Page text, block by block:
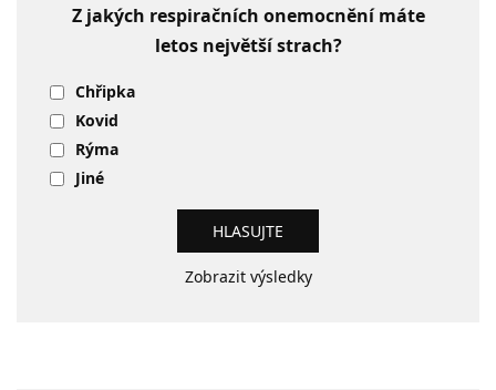
Z jakých respiračních onemocnění máte
letos největší strach?
Chřipka
Kovid
Rýma
Jiné
Zobrazit výsledky